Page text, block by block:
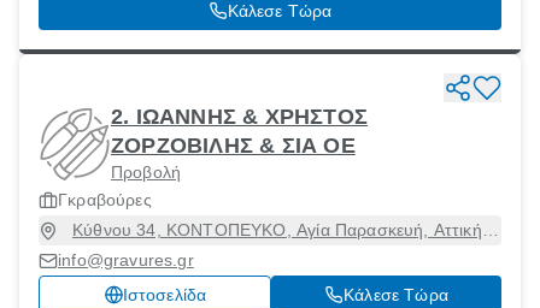
Κάλεσε Τώρα
2. ΙΩΑΝΝΗΣ & ΧΡΗΣΤΟΣ
ΖΟΡΖΟΒΙΛΗΣ & ΣΙΑ ΟΕ
Προβολή
Γκραβούρες
Κύθνου 34, ΚΟΝΤΟΠΕΥΚΟ, Αγία Παρασκευή, Αττική,
info@gravures.gr
Ιστοσελίδα
Κάλεσε Τώρα